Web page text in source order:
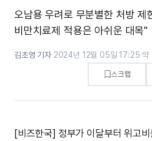
오남용 우려로 무분별한 처방
비만치료제 적용은 아쉬운 대목"
김초영 기자·2024년 12월 05일 17:25·약
스크랩
[비즈한국] 정부가 이달부터 위고